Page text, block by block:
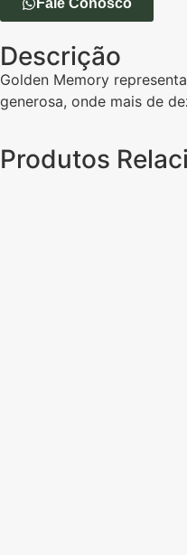
Descrição
Golden Memory
generosa, onde mais de
Produtos